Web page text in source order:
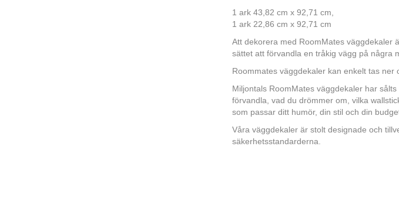
1 ark 43,82 cm x 92,71 cm,
1 ark 22,86 cm x 92,71 cm
Att dekorera med RoomMates väggdekaler
sättet att förvandla en tråkig vägg på några
Roommates väggdekaler kan enkelt tas ner
Miljontals RoomMates väggdekaler har
förvandla, vad du drömmer om, vilka
som passar ditt humör, din stil och din
Våra väggdekaler är stolt designade och
säkerhetsstandarderna.